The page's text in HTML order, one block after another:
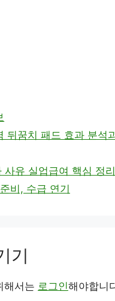
뒤꿈치 패드 효과 분석
사유 실업급여 핵심 정
비, 수급 연기
기
해서는 로그인해야합니